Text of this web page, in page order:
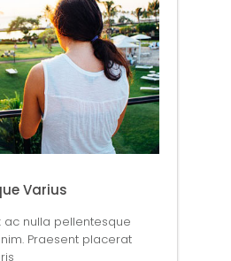
Varius
ac nulla pellentesque
Praesent placerat